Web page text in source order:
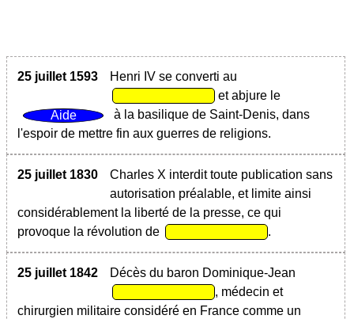
25 juillet 1593
Henri IV se converti au
et abjure le
à la basilique de Saint-Denis, dans
l'espoir de mettre fin aux guerres de religions.
25 juillet 1830
Charles X interdit toute publication sans
autorisation préalable, et limite ainsi
considérablement la liberté de la presse, ce qui
provoque la révolution de
.
25 juillet 1842
Décès du baron Dominique-Jean
, médecin et
chirurgien militaire considéré en France comme un